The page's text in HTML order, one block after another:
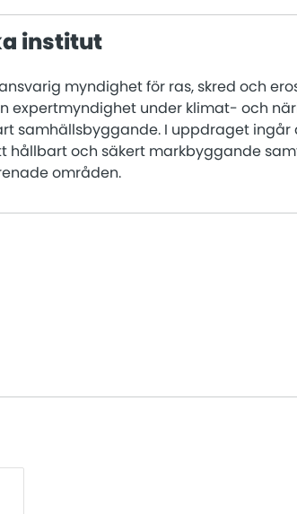
institut
myndighet för ras, skred och
expertmyndighet under klimat- och
samhällsbyggande. I uppdraget ingår
hållbart och säkert markbyggande
områden.